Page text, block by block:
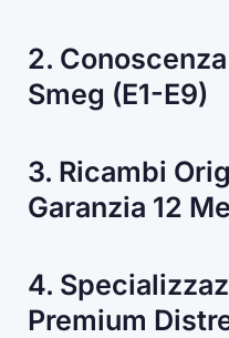
2.
Smeg (E1-E9)
3. Ricambi
Garanzia 12
4.
Premium